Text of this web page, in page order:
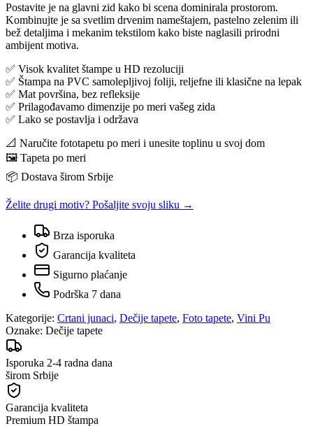
Postavite je na glavni zid kako bi scena dominirala prostorom.
Kombinujte je sa svetlim drvenim nameštajem, pastelno zelenim ili
bež detaljima i mekanim tekstilom kako biste naglasili prirodni
ambijent motiva.
✅ Visok kvalitet štampe u HD rezoluciji
✅ Štampa na PVC samolepljivoj foliji, reljefne ili klasične na lepak
✅ Mat površina, bez refleksije
✅ Prilagođavamo dimenzije po meri vašeg zida
✅ Lako se postavlja i održava
📐 Naručite fototapetu po meri i unesite toplinu u svoj dom
🖼️ Tapeta po meri
📦 Dostava širom Srbije
Želite drugi motiv? Pošaljite svoju sliku →
Brza isporuka
Garancija kvaliteta
Sigurno plaćanje
Podrška 7 dana
Kategorije: Crtani junaci, Dečije tapete, Foto tapete, Vini Pu
Oznake: Dečije tapete
Isporuka 2-4 radna dana
širom Srbije
Garancija kvaliteta
Premium HD štampa